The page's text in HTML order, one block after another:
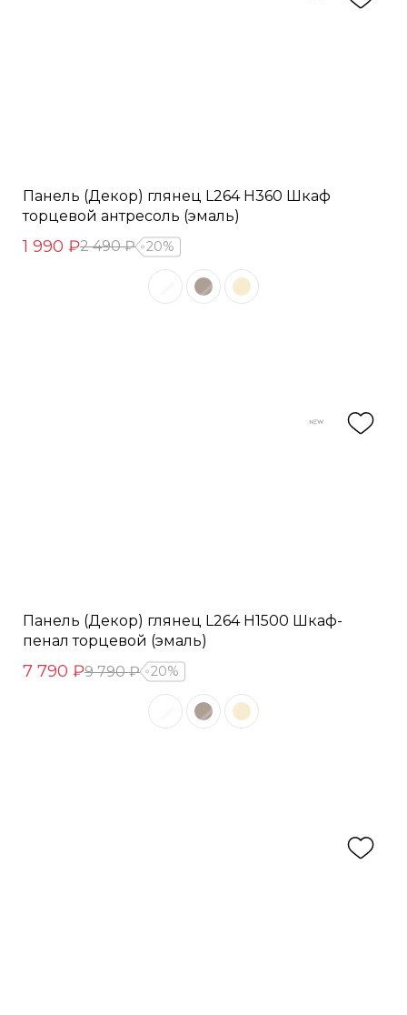
Панель (Декор) глянец L264 H360 Шкаф
торцевой антресоль (эмаль)
1 990 ₽2 490 ₽ 20%
Панель (Декор) глянец L264 H1500 Шкаф-
пенал торцевой (эмаль)
7 790 ₽9 790 ₽ 20%